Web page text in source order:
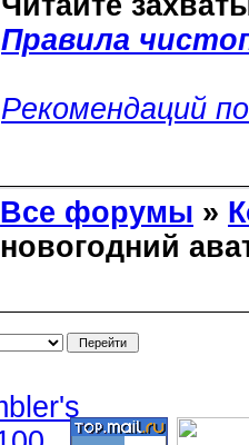
Правила
Рекомендаций
Все форумы »
новогодний